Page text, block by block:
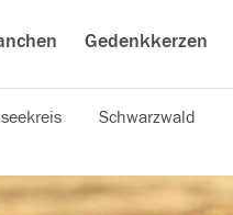
Gedenkkerzen
Schwarzwald